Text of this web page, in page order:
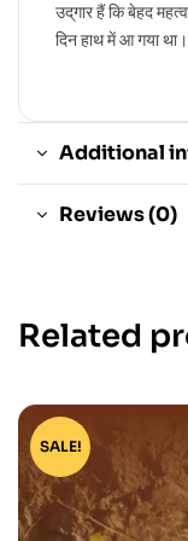
उद्‌गार हैं कि बेहद
दिन हाथ में आ गया
Additional
Reviews (0)
Related
SALE!